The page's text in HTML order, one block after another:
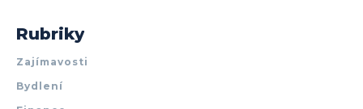
Rubriky
Zajímavosti
Bydlení